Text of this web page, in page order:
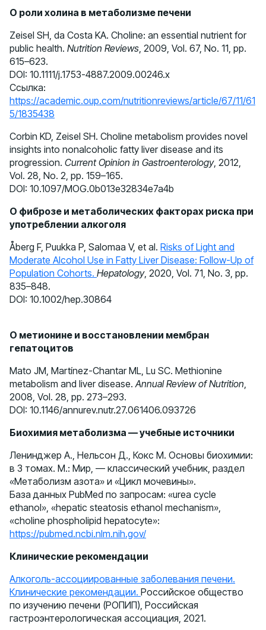
О роли холина в метаболизме печени
Zeisel SH, da Costa KA. Choline: an essential nutrient for
public health. Nutrition Reviews, 2009, Vol. 67, No. 11, pp.
615–623.
DOI: 10.1111/j.1753-4887.2009.00246.x
Ссылка:
https://academic.oup.com/nutritionreviews/article/67/11/61
5/1835438
Corbin KD, Zeisel SH. Choline metabolism provides novel
insights into nonalcoholic fatty liver disease and its
progression. Current Opinion in Gastroenterology, 2012,
Vol. 28, No. 2, pp. 159–165.
DOI: 10.1097/MOG.0b013e32834e7a4b
О фиброзе и метаболических факторах риска при
употреблении алкоголя
Åberg F, Puukka P, Salomaa V, et al. Risks of Light and
Moderate Alcohol Use in Fatty Liver Disease: Follow-Up of
Population Cohorts. Hepatology, 2020, Vol. 71, No. 3, pp.
835–848.
DOI: 10.1002/hep.30864
О метионине и восстановлении мембран
гепатоцитов
Mato JM, Martínez-Chantar ML, Lu SC. Methionine
metabolism and liver disease.Annual Review of Nutrition,
2008, Vol. 28, pp. 273–293.
DOI: 10.1146/annurev.nutr.27.061406.093726
Биохимия метаболизма — учебные источники
Ленинджер А., Нельсон Д., Кокс М. Основы биохимии:
в 3 томах. М.: Мир, — классический учебник, раздел
«Метаболизм азота» и «Цикл мочевины».
База данных PubMed по запросам: «urea cycle
ethanol», «hepatic steatosis ethanol mechanism»,
«choline phospholipid hepatocyte»:
https://pubmed.ncbi.nlm.nih.gov/
Клинические рекомендации
Алкоголь-ассоциированные заболевания печени.
Клинические рекомендации. Российское общество
по изучению печени (РОПИП), Российская
гастроэнтерологическая ассоциация, 2021.